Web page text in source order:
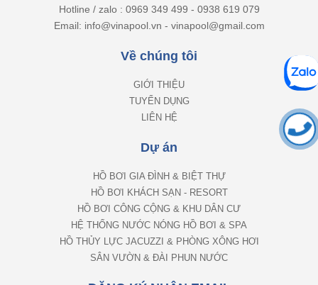
Hotline / zalo : 0969 349 499 - 0938 619 079
Email: info@vinapool.vn - vinapool@gmail.com
Về chúng tôi
GIỚI THIỆU
TUYỂN DỤNG
LIÊN HỆ
Dự án
HỒ BƠI GIA ĐÌNH & BIỆT THỰ
HỒ BƠI KHÁCH SẠN - RESORT
HỒ BƠI CÔNG CỘNG & KHU DÂN CƯ
HỆ THỐNG NƯỚC NÓNG HỒ BƠI & SPA
HỒ THỦY LỰC JACUZZI & PHÒNG XÔNG HƠI
SÂN VƯỜN & ĐÀI PHUN NƯỚC